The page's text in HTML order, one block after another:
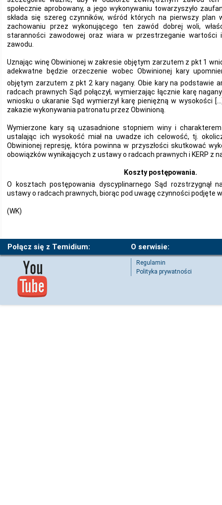
społecznie aprobowany, a jego wykonywaniu towarzyszyło
składa się szereg czynników, wśród których na pierwszy plan
zachowaniu przez wykonującego ten zawód dobrej woli,
staranności zawodowej oraz wiara w przestrzeganie wartości
zawodu.
Uznając winę Obwinionej w zakresie objętym zarzutem z pkt 1
adekwatne będzie orzeczenie wobec Obwinionej kary
objętym zarzutem z pkt 2 kary nagany. Obie kary na podstawie
radcach prawnych Sąd połączył, wymierzając łącznie karę
wniosku o ukaranie Sąd wymierzył karę pieniężną w wysokości
zakazie wykonywania patronatu przez Obwinioną.
Wymierzone kary są uzasadnione stopniem winy i
ustalając ich wysokość miał na uwadze ich celowość, tj.
Obwinionej represję, która powinna w przyszłości skutkować
obowiązków wynikających z ustawy o radcach prawnych i KERP z
Koszty postępowania.
O kosztach postępowania dyscyplinarnego Sąd rozstrzygnął
ustawy o radcach prawnych, biorąc pod uwagę czynności podjęte
(WK)
Połącz się z Temidium: O serwisie:
Regulamin
Polityka prywatności